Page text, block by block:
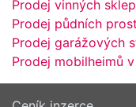
Prodej vinných
Prodej půdních
Prodej garážových
Prodej mobilheimů